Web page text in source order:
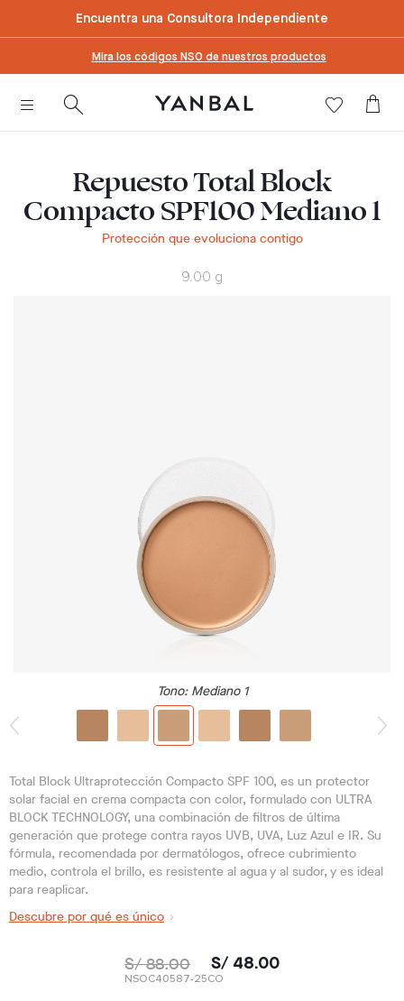
Encuentra una Consultora Independiente
Mira los códigos NSO de nuestros productos
Repuesto Total Block
Compacto SPF100 Mediano 1
Protección que evoluciona contigo
9.00 g
Tono: Mediano 1
Total Block Ultraprotección Compacto SPF 100, es un protector
solar facial en crema compacta con color, formulado con ULTRA
BLOCK TECHNOLOGY, una combinación de filtros de última
generación que protege contra rayos UVB, UVA, Luz Azul e IR. Su
fórmula, recomendada por dermatólogos, ofrece cubrimiento
medio, controla el brillo, es resistente al agua y al sudor, y es ideal
para reaplicar.
Descubre por qué es único
S/ 88.00 S/ 48.00
NSOC40587-25CO